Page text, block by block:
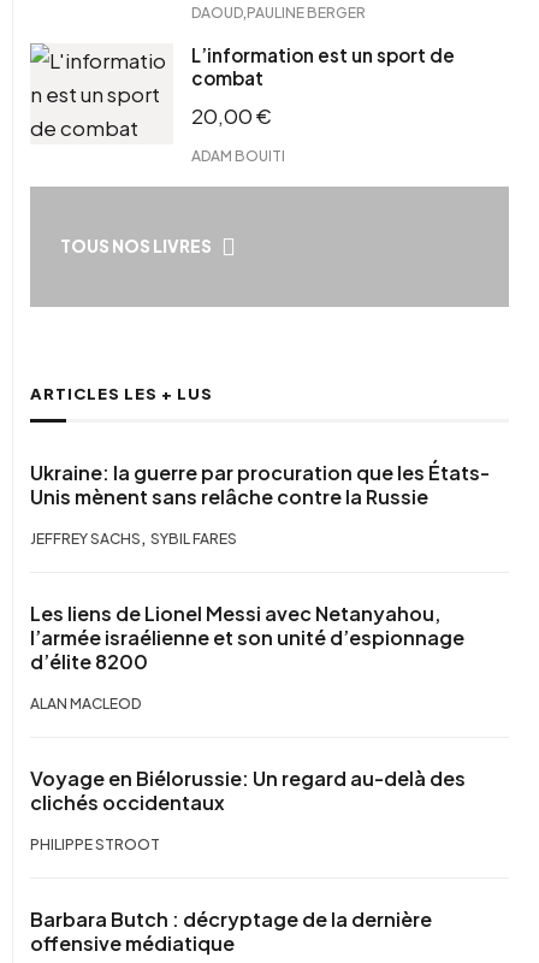
DAOUD PAULINE BERGER
L’information est un sport de
combat
20,00€
ADAM BOUITI
TOUS NOS LIVRES
ARTICLES LES + LUS
Ukraine: la guerre par procuration que les États-
Unis mènent sans relâche contre la Russie
JEFFREY SACHS , SYBIL FARES
Les liens de Lionel Messi avec Netanyahou,
l’armée israélienne et son unité d’espionnage
d’élite 8200
ALAN MACLEOD
Voyage en Biélorussie: Un regard au-delà des
clichés occidentaux
PHILIPPE STROOT
Barbara Butch : décryptage de la dernière
offensive médiatique